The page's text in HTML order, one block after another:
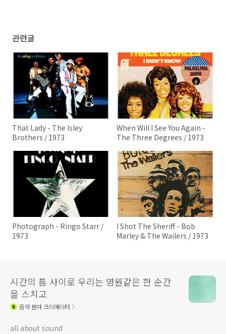
관련글
That Lady - The Isley
Brothers / 1973
When Will I See You Again -
The Three Degrees / 1973
Photograph - Ringo Starr /
1973
I Shot The Sheriff - Bob
Marley & The Wailers / 1973
시간의 틈 사이로 우리는 영원같은 한 순간
을 스치고
음악분야 크리에이터
all about sound